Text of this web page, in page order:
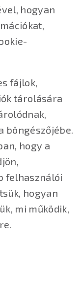
hogyan
fájlok,
tárolására
böngészőjébe.
hogy a
felhasználói
hogyan
mi működik,